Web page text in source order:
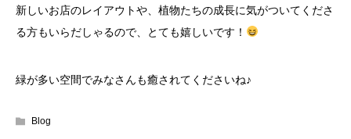
新しいお店のレイアウトや、植物たちの成長に気がついてくださ
る方もいらだしゃるので、とても嬉しいです！
緑が多い空間でみなさんも癒されてくださいね♪
Blog